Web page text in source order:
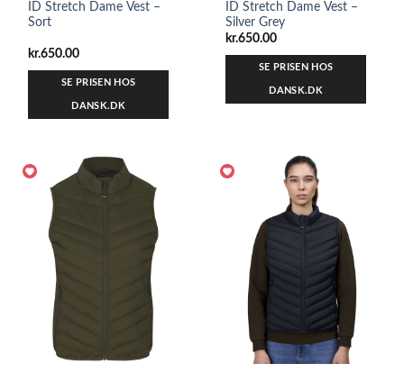
ID Stretch Dame Vest –
Sort
kr.650.00
SE PRISEN HOS
DANSK.DK
ID Stretch Dame Vest –
Silver Grey
kr.650.00
SE PRISEN HOS
DANSK.DK